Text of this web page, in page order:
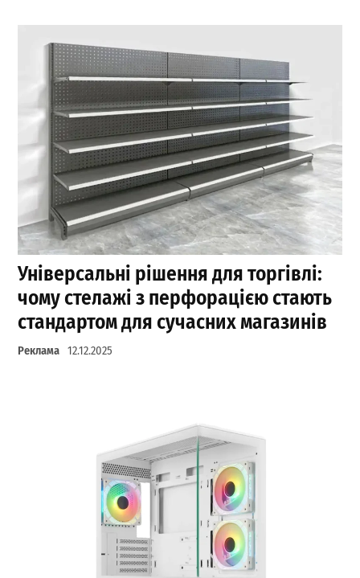
Універсальні рішення для торгівлі:
чому стелажі з перфорацією стають
стандартом для сучасних магазинів
Реклама 12.12.2025